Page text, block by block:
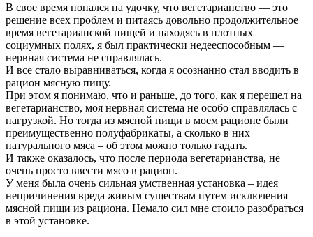
В свое время попался на удочку, что вегетарианство — это
решение всех проблем и питаясь довольно продолжительное
время вегетарианской пищей и находясь в плотных
социумных полях, я был практически недееспособным —
нервная система не справлялась.
И все стало выравниваться, когда я осознанно стал вводить в
рацион мясную пищу.
При этом я понимаю, что и раньше, до того, как я перешел на
вегетарианство, моя нервная система не особо справлялась с
нагрузкой. Но тогда из мясной пищи в моем рационе были
преимущественно полуфабрикаты, а сколько в них
натурального мяса – об этом можно только гадать.
И также оказалось, что после периода вегетарианства, не
очень просто ввести мясо в рацион.
У меня была очень сильная умственная установка – идея
непричинения вреда живым существам путем исключения
мясной пищи из рациона. Немало сил мне стоило разобраться
в этой установке.